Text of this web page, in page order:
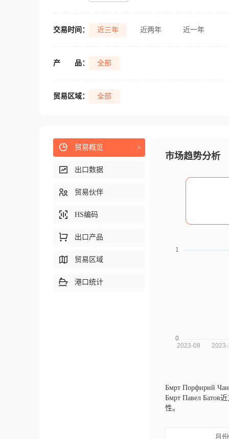
交易时间： 近三年 近两年 近一年
产 品： 全部
贸易区域： 全部
市场趋势分析
Бмрт Порфирий
Бмрт Павел Батов
性。
月份
贸易概览 >
出口数据
贸易伙伴
HS编码
出口产品
贸易区域
港口统计